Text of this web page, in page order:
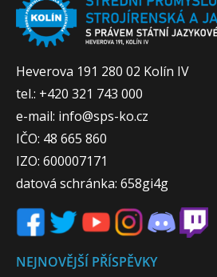
Heverova 191 280 02 Kolín IV
tel.: +420 321 743 000
e-mail: info@sps-ko.cz
IČO: 48 665 860
IZO: 600007171
datová schránka: 658gi4g
NEJNOVĚJŠÍ PŘÍSPĚVKY